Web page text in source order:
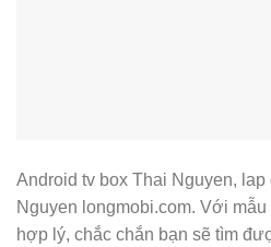
Android tv box Thai Nguyen, lap
Nguyen longmobi.com. Với
hợp lý, chắc chắn bạn sẽ tìm